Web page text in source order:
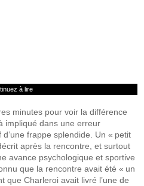
à lire
minutes pour voir la différence
impliqué dans une erreur
frappe splendide. Un « petit
après la rencontre, et surtout
avance psychologique et sportive
que la rencontre avait été « un
que Charleroi avait livré l’une de